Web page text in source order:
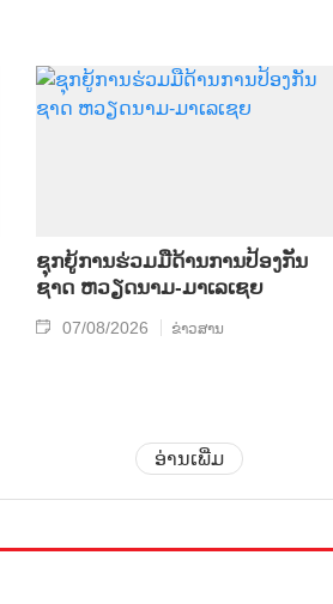
ຊຸກ​ຍູ້​ການ​ຮ່ວມ​ມື​ດ້ານ​ການ​ປ້ອງ​ກັນ​
ຊາດ ຫວຽດ​ນາມ-ມາ​ເລ​ເຊຍ
07/08/2026 ຂ່າວສານ
ອ່ານເພີ່ມ